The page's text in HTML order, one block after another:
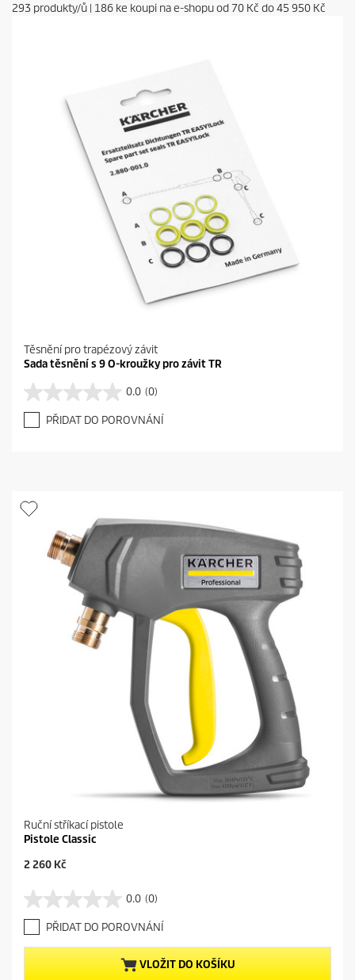
293 produkty/ů | 186 ke koupi na e-shopu od70 Kč do45 950 Kč
Těsnění pro trapézový závit
Sada těsnění s 9 O-kroužky pro závit TR
0.0 (0)
0
.
0
ě
z
PŘIDAT DO POROVNÁNÍ
Ruční stříkací pistole
Pistole Classic
C
e
n
t
p
2 260 Kč
0.0 (0)
0
.
0
z
5
h
PŘIDAT DO POROVNÁNÍ
VLOŽIT DO KOŠÍKU